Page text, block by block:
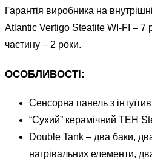
Гарантія виробника на
Atlantic Vertigo Steatite WI-FI – 7
частину – 2 роки.
ОСОБЛИВОСТІ:
Сенсорна панель з
“Сухий” керамічний ТЕН
Double Tank – два баки,
нагрівальних елементи,